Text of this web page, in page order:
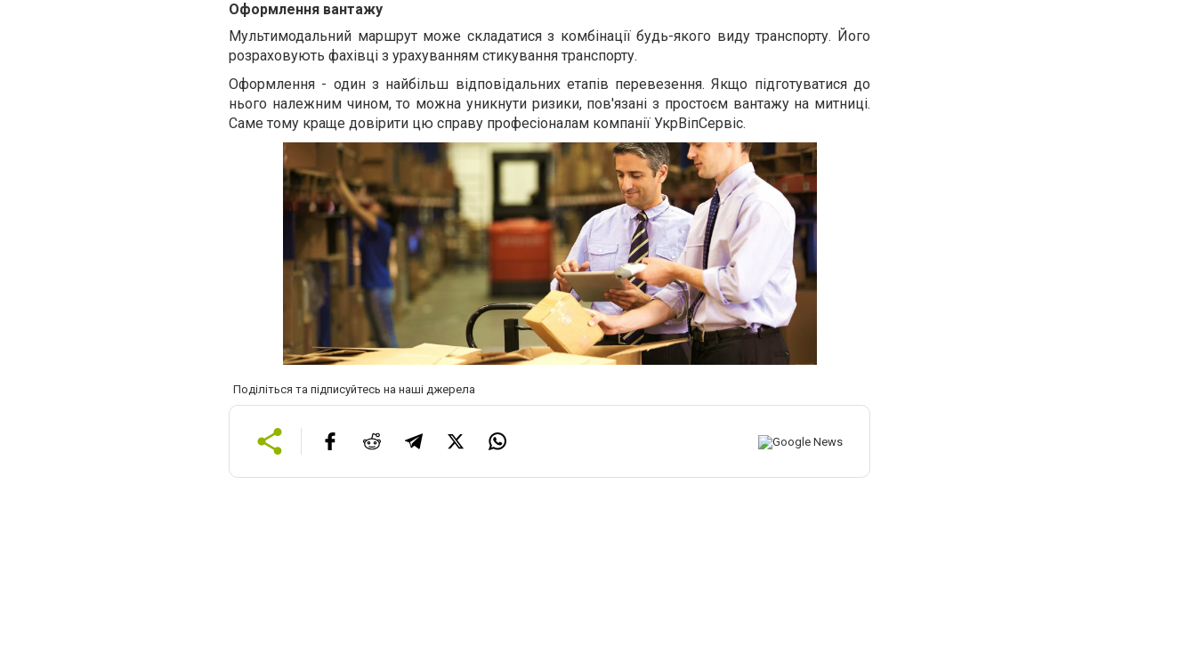
Оформлення вантажу
Мультимодальний маршрут може складатися з комбінації будь-якого виду транспорту. Його
розраховують фахівці з урахуванням стикування транспорту.
Оформлення - один з найбільш відповідальних етапів перевезення. Якщо підготуватися до
нього належним чином, то можна уникнути ризики, пов'язані з простоєм вантажу на митниці.
Саме тому краще довірити цю справу професіоналам компанії УкрВіпСервіс.
Поділіться та підписуйтесь на наші джерела